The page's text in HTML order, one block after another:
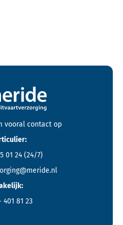
van Meride
vooral contact op
01 24 (24/7)
401 81 23